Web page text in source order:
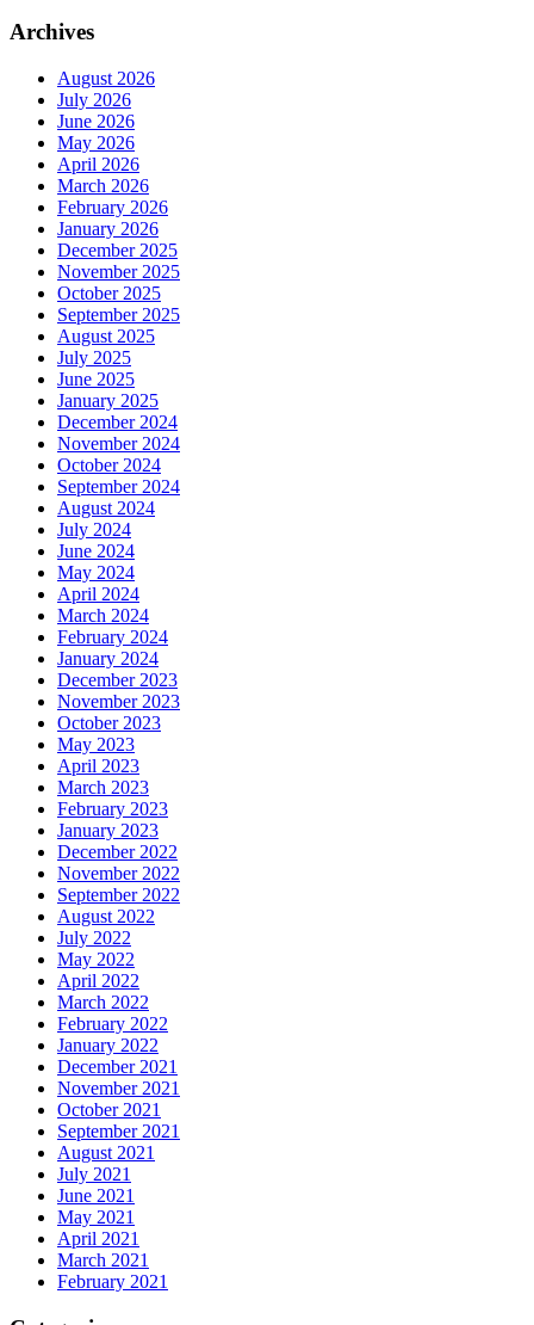
Archives
August 2026
July 2026
June 2026
May 2026
April 2026
March 2026
February 2026
January 2026
December 2025
November 2025
October 2025
September 2025
August 2025
July 2025
June 2025
January 2025
December 2024
November 2024
October 2024
September 2024
August 2024
July 2024
June 2024
May 2024
April 2024
March 2024
February 2024
January 2024
December 2023
November 2023
October 2023
May 2023
April 2023
March 2023
February 2023
January 2023
December 2022
November 2022
September 2022
August 2022
July 2022
May 2022
April 2022
March 2022
February 2022
January 2022
December 2021
November 2021
October 2021
September 2021
August 2021
July 2021
June 2021
May 2021
April 2021
March 2021
February 2021